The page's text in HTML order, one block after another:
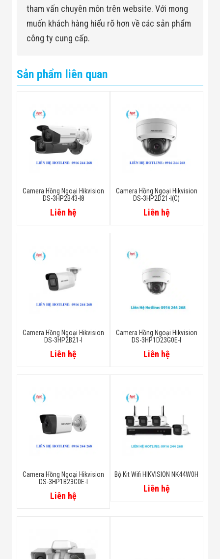
tham vấn chuyên môn trên website. Với mong
muốn khách hàng hiểu rõ hơn về các sản phẩm
công ty cung cấp.
Sản phẩm liên quan
Camera Hồng Ngoại Hikvision
DS-3HP2B43-I8
Liên hệ
Camera Hồng Ngoại Hikvision
DS-3HP2D21-I(C)
Liên hệ
Camera Hồng Ngoại Hikvision
DS-3HP2B21-I
Liên hệ
Camera Hồng Ngoại Hikvision
DS-3HP1D23G0E-I
Liên hệ
Camera Hồng Ngoại Hikvision
DS-3HP1B23G0E-I
Liên hệ
Bộ Kit Wifi HIKVISION NK44W0H
Liên hệ